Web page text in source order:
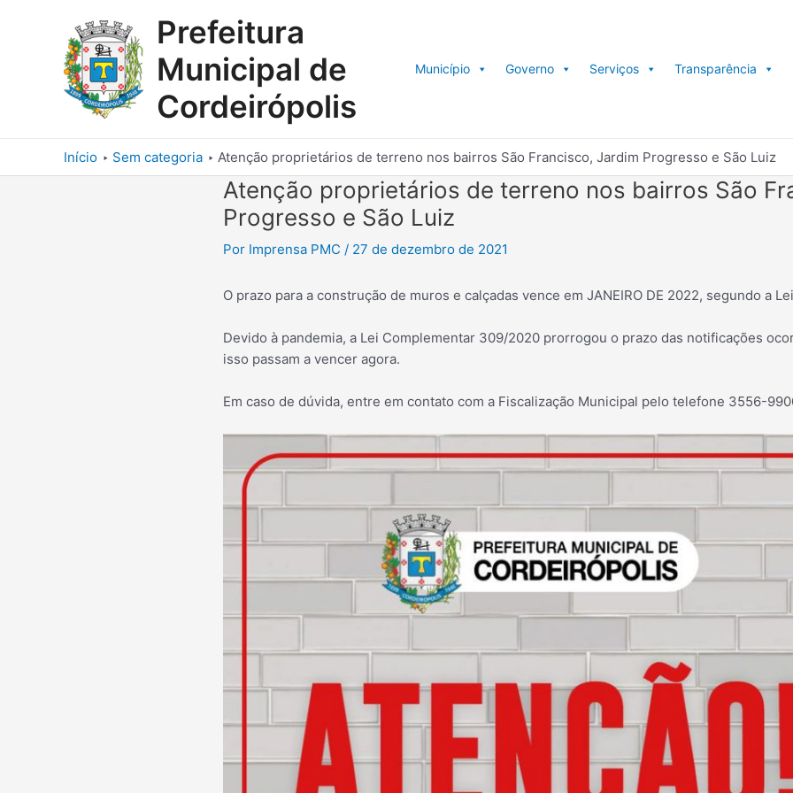
Prefeitura
Municipal de
Cordeirópolis
Município Governo Serviços Transparência
Início Sem categoria Atenção proprietários de terreno nos bairros São Francisco, Jardim Progresso e São Luiz
Atenção proprietários de terreno nos bairros São
Progresso e São Luiz
Por Imprensa PMC / 27 de dezembro de 2021
O prazo para a construção de muros e calçadas vence em JANEIRO DE 2022, segundo a
Devido à pandemia, a Lei Complementar 309/2020 prorrogou o prazo das notificações
isso passam a vencer agora.
Em caso de dúvida, entre em contato com a Fiscalização Municipal pelo telefone 3556-